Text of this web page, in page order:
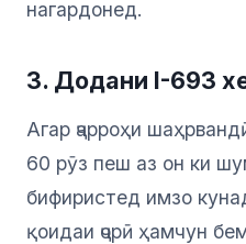
нагардонед.
3. Додани I-693
Агар ҷарроҳи
60 рӯз пеш аз он ки
бифиристед имзо
қоидаи ҷорӣ ҳамчун